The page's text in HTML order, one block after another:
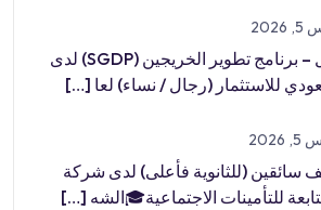
(🔴) عاجل – برنامج تطوير الخريجين (SGDP) لدى
للاستثمار (رجال / نساء) لعا […]
سائقين (للثانوية فأعلى) لدى شركة
للتأمينات الاجتماعية🎓الشه […]